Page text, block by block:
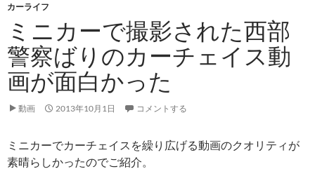
カーライフ
ミニカーで撮影された西部
警察ばりのカーチェイス動
画が面白かった
動画 2013年10月1日 コメントする
ミニカーでカーチェイスを繰り広げる動画のクオリティが
素晴らしかったのでご紹介。